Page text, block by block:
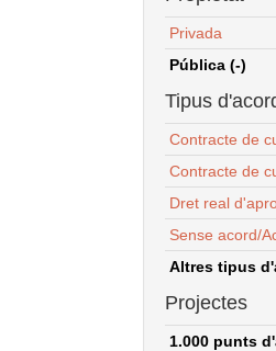
Privada
Pública (-)
Tipus
Contracte de
Contracte de
Dret real
Sense acord/
Altres tipus
Projectes
1.000 punts